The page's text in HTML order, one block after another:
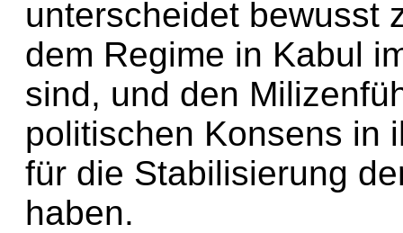
unterscheidet bewusst
dem Regime in Kabul
sind, und den
politischen Konsens in
für die Stabilisierung
haben.